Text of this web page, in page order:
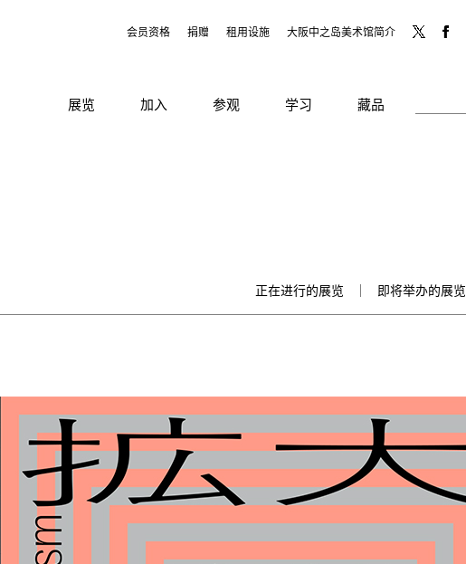
会员资格 捐赠 租用设施 大阪中之岛美术馆简介
展览 加入 参观 学习 藏品
正在进行的展览 即将举办的展览